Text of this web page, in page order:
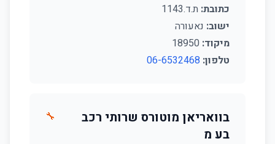
כתובת: ת.ד.1143
ישוב: נאעורה
מיקוד:
טלפון: 06-6532468
בוואריאן מוטורס שרותי רכב
בע מ
🔧